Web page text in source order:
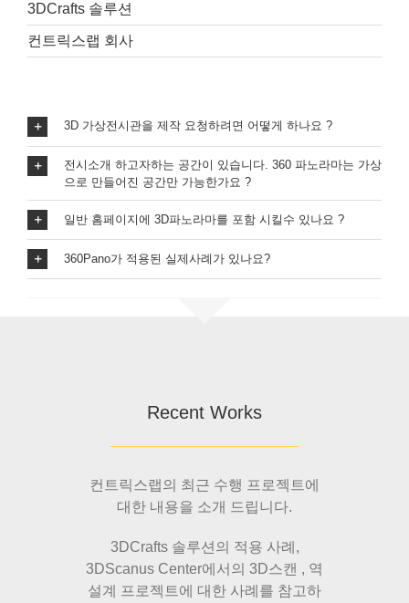
3DCrafts 솔루션
컨트릭스랩 회사
3D 가상전시관을 제작 요청하려면 어떻게 하나요 ?
전시소개 하고자하는 공간이 있습니다. 360 파노라마는 가상
으로 만들어진 공간만 가능한가요 ?
일반 홈페이지에 3D파노라마를 포함 시킬수 있나요 ?
360Pano가 적용된 실제사례가 있나요?
Recent Works
컨트릭스랩의 최근 수행 프로젝트에
대한 내용을 소개 드립니다.
3DCrafts 솔루션의 적용 사례,
3DScanus Center에서의 3D스캔 , 역
설계 프로젝트에 대한 사례를 참고하